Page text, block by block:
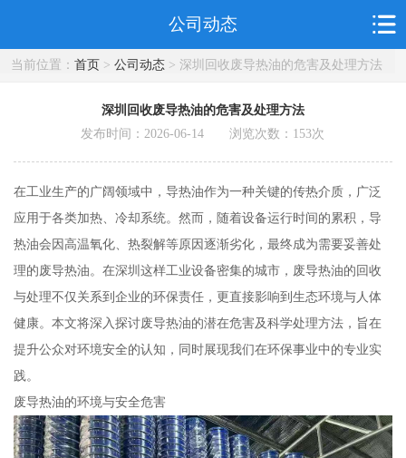
公司动态
当前位置： 首页> 公司动态> 深圳回收废导热油的危害及处理方法
深圳回收废导热油的危害及处理方法
发布时间：2026-06-14 浏览次数： 153次
在工业生产的广阔领域中，导热油作为一种关键的传热介质，广泛
应用于各类加热、冷却系统。然而，随着设备运行时间的累积，导
热油会因高温氧化、热裂解等原因逐渐劣化，最终成为需要妥善处
理的废导热油。在深圳这样工业设备密集的城市，废导热油的回收
与处理不仅关系到企业的环保责任，更直接影响到生态环境与人体
健康。本文将深入探讨废导热油的潜在危害及科学处理方法，旨在
提升公众对环境安全的认知，同时展现我们在环保事业中的专业实
践。
废导热油的环境与安全危害